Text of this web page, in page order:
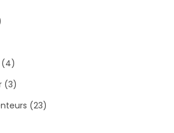
(4)
(3)
(23)